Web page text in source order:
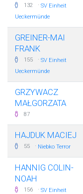
132 · SV Einheit
Ueckermünde
GREINER-MAI
FRANK
155 · SV Einheit
Ueckermünde
GRZYWACZ
MAŁGORZATA
87
HAJDUK MACIEJ
55 · Niebko Terror
HANNIG COLIN-
NOAH
156 · SV Einheit